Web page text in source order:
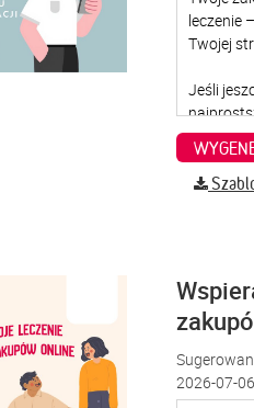
2026-07-